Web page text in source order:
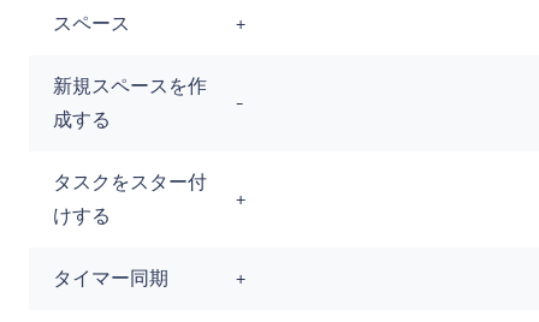
スペース +
新規スペースを作
成する
-
タスクをスター付
けする
+
タイマー同期 +